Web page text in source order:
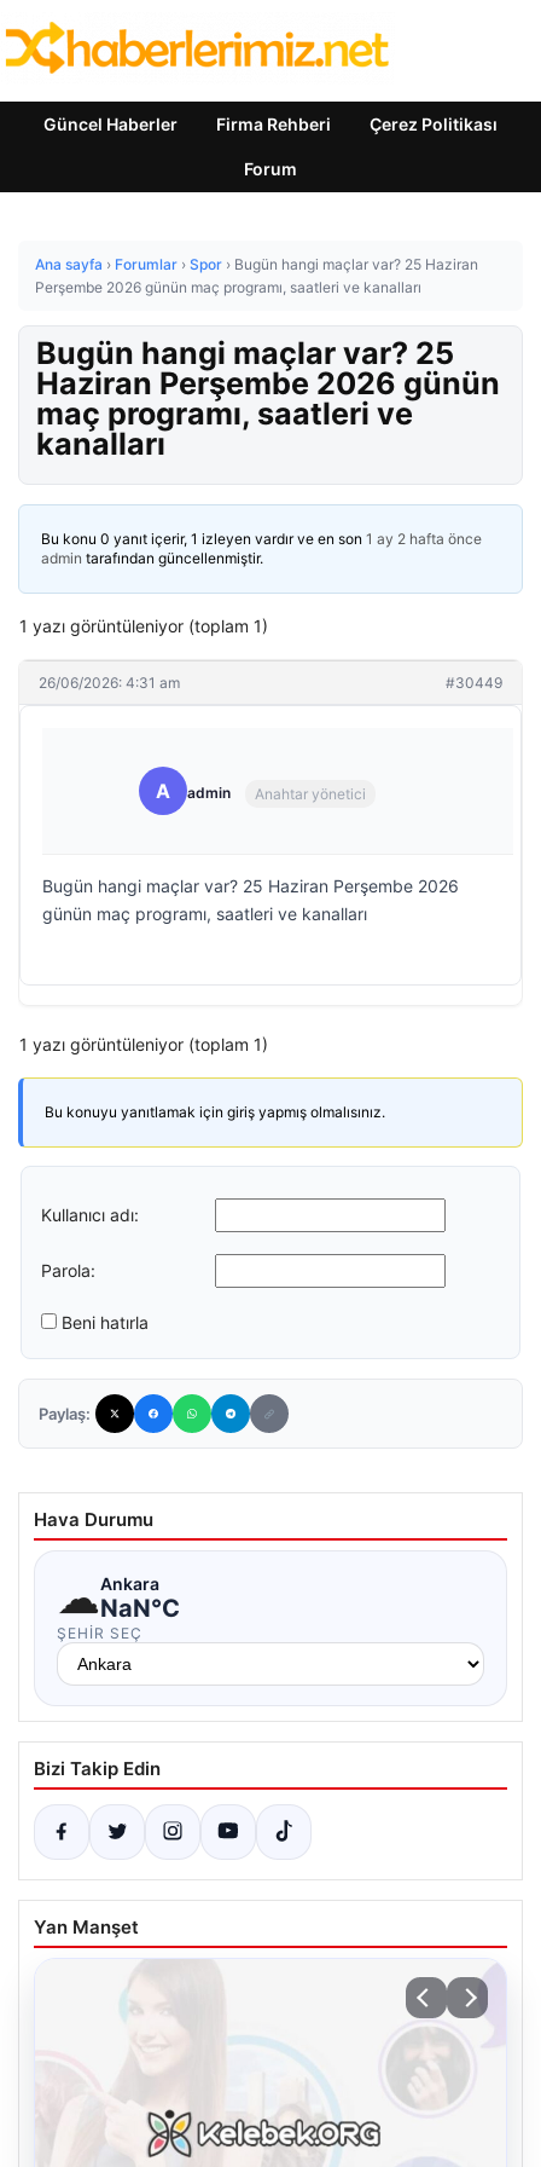
Güncel Haberler Firma Rehberi Çerez Politikası
Forum
Ana sayfa › Forumlar › Spor › Bugün hangi maçlar var? 25 Haziran
Perşembe 2026 günün maç programı, saatleri ve kanalları
Bugün hangi maçlar var? 25
Haziran Perşembe 2026 günün
maç programı, saatleri ve
kanalları
Bu konu 0 yanıt içerir, 1 izleyen vardır ve en son 1 ay 2 hafta önce
admin tarafından güncellenmiştir.
1 yazı görüntüleniyor (toplam 1)
26/06/2026: 4:31 am #30449
A admin Anahtar yönetici
Bugün hangi maçlar var? 25 Haziran Perşembe 2026
günün maç programı, saatleri ve kanalları
1 yazı görüntüleniyor (toplam 1)
Bu konuyu yanıtlamak için giriş yapmış olmalısınız.
Kullanıcı adı:
Parola:
Beni hatırla
Paylaş:
Hava Durumu
☁Ankara
NaN°C
ŞEHIR SEÇ
Bizi Takip Edin
Yan Manşet